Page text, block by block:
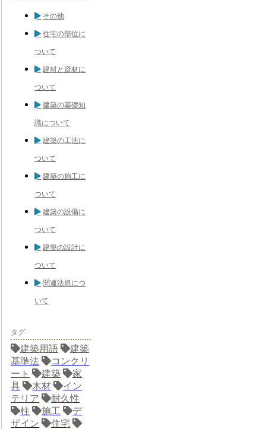
その他
住宅の部位に
ついて
建材と資材に
ついて
建築の基礎知
識について
建築の工法に
ついて
建築の施工に
ついて
建築の設備に
ついて
建築の設計に
ついて
関連法規につ
いて
タグ
建築用語
建築
基準法
コンクリ
ート
建築
家
具
木材
イン
テリア
耐久性
柱
施工
デ
ザイン
住宅